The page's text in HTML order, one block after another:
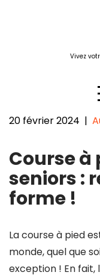
Vivez
course à
20 février 2024 |
Course à
seniors :
forme !
La course à pied
monde, quel que
exception ! En